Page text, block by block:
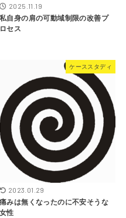
2025.11.19
私自身の肩の可動域制限の改善プ
ロセス
ケーススタディ
2023.01.29
痛みは無くなったのに不安そうな
女性